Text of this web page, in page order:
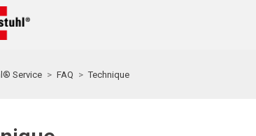
Service FAQ Technique